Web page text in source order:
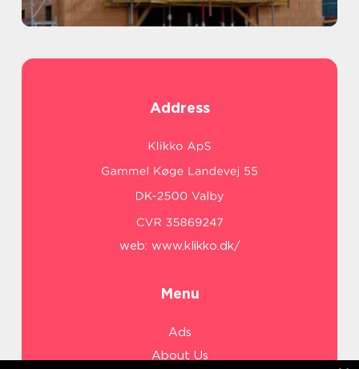
Address
web: www.klikko.dk/
Menu
Ads
About Us